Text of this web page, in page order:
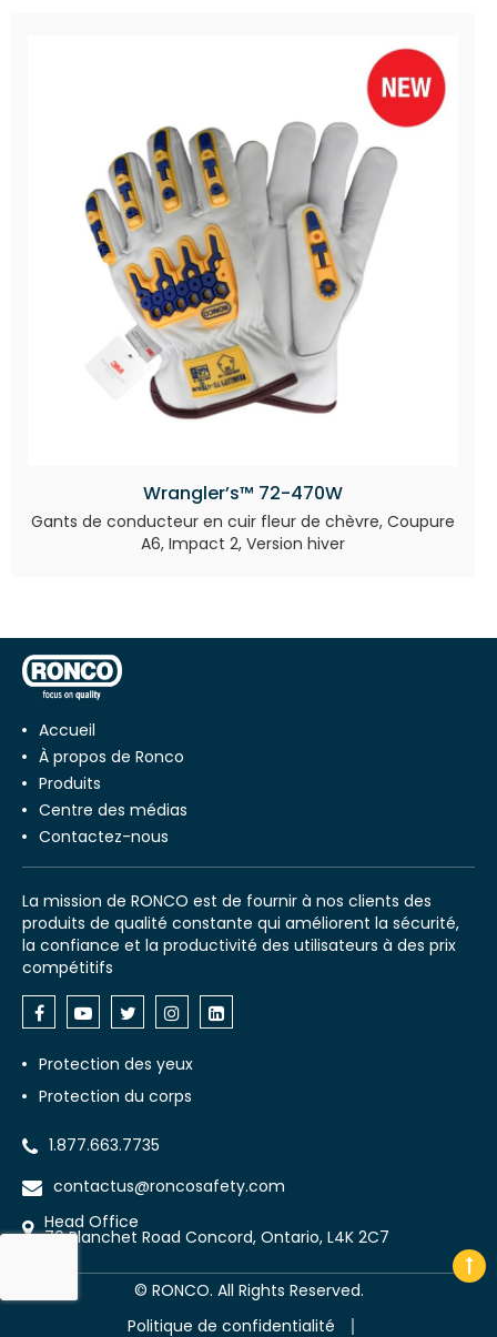
Wrangler’s™ 72-470W
Gants de conducteur en cuir fleur de chèvre, Coupure
A6, Impact 2, Version hiver
Accueil
À propos de Ronco
Produits
Centre des médias
Contactez-nous
La mission de RONCO est de fournir à nos clients des
produits de qualité constante qui améliorent la sécurité,
la confiance et la productivité des utilisateurs à des prix
compétitifs
Protection des yeux
Protection du corps
1.877.663.7735
contactus@roncosafety.com
Head Office
70 Planchet Road Concord, Ontario, L4K 2C7
© RONCO. All Rights Reserved.
Politique de confidentialité